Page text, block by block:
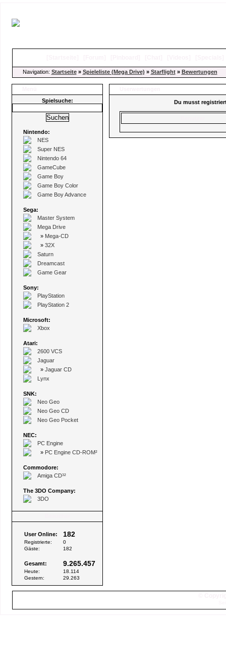
Navigation: Startseite» Spieleliste (Mega Drive) » Starflight» Bewertungen
Spielsuche:
Nintendo:
NES
Super NES
Nintendo 64
GameCube
Game Boy
Game Boy Color
Game Boy Advance
Sega:
Master System
Mega Drive
» Mega-CD
» 32X
Saturn
Dreamcast
Game Gear
Sony:
PlayStation
PlayStation 2
Microsoft:
Xbox
Atari:
2600 VCS
Jaguar
» Jaguar CD
Lynx
SNK:
Neo Geo
Neo Geo CD
Neo Geo Pocket
NEC:
PC Engine
» PC Engine CD-ROM²
Commodore:
Amiga CD³²
The 3DO Company:
3DO
User Online: 182
Registrierte:
0
Gäste:
182
Gesamt: 9.265.457
Heute:
18.114
Gestern:
29.263
Du musst